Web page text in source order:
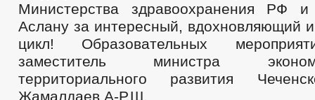
Министерства здравоохранения РФ
Аслану за интересный, вдохновляющий
цикл! Образовательных
заместитель министра
территориального развития
Жамалдаев А-Р.Ш.